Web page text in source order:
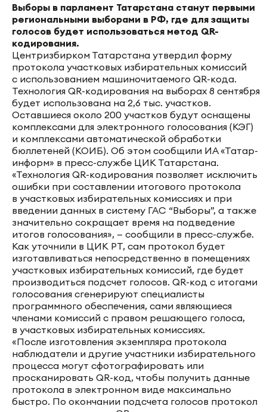
Выборы в парламент Татарстана станут первыми
региональными выборами в РФ, где для защиты
голосов будет использоваться метод QR-
кодирования.
Центризбирком Татарстана утвердил форму
протокола участковых избирательных комиссий
с использованием машиночитаемого QR-кода.
Технология QR-кодирования на выборах 8 сентября
будет использована на 2,6 тыс. участков.
Оставшиеся около 200 участков будут оснащены
комплексами для электронного голосования (КЭГ)
и комплексами автоматической обработки
бюллетеней (КОИБ). Об этом сообщили ИА «Татар-
информ» в пресс-службе ЦИК Татарстана.
«Технология QR-кодирования позволяет исключить
ошибки при составлении итогового протокола
в участковых избирательных комиссиях и при
введении данных в систему ГАС “Выборы”, а также
значительно сокращает время на подведение
итогов голосования», — сообщили в пресс-службе.
Как уточнили в ЦИК РТ, сам протокол будет
изготавливаться непосредственно в помещениях
участковых избирательных комиссий, где будет
производиться подсчет голосов. QR-код с итогами
голосования сгенерируют специалисты
программного обеспечения, сами являющиеся
членами комиссий с правом решающего голоса,
в участковых избирательных комиссиях.
«После изготовления экземпляра протокола
наблюдатели и другие участники избирательного
процесса могут сфотографировать или
просканировать QR-код, чтобы получить данные
протокола в электронном виде максимально
быстро. По окончании подсчета голосов протокол